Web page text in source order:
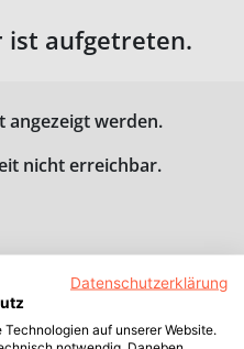
ist aufgetreten.
angezeigt werden.
nicht erreichbar.
Datenschutzerklärung
auf unserer Website.